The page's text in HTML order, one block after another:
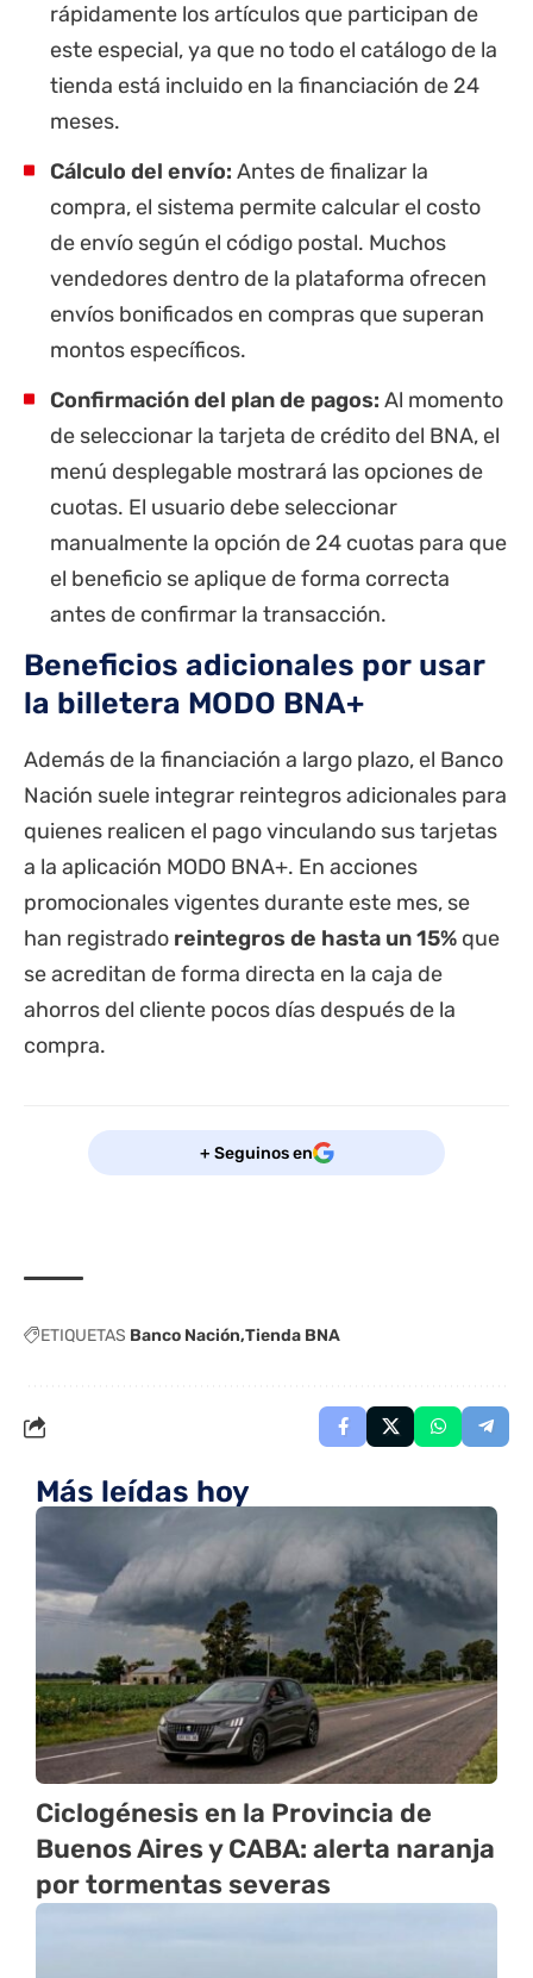
rápidamente los artículos que participan de
este especial, ya que no todo el catálogo de la
tienda está incluido en la financiación de 24
meses.
Cálculo del envío: Antes de finalizar la
compra, el sistema permite calcular el costo
de envío según el código postal. Muchos
vendedores dentro de la plataforma ofrecen
envíos bonificados en compras que superan
montos específicos.
Confirmación del plan de pagos: Al momento
de seleccionar la tarjeta de crédito del BNA, el
menú desplegable mostrará las opciones de
cuotas. El usuario debe seleccionar
manualmente la opción de 24 cuotas para que
el beneficio se aplique de forma correcta
antes de confirmar la transacción.
Beneficios adicionales por usar
la billetera MODO BNA+
Además de la financiación a largo plazo, el Banco
Nación suele integrar reintegros adicionales para
quienes realicen el pago vinculando sus tarjetas
a la aplicación MODO BNA+. En acciones
promocionales vigentes durante este mes, se
han registrado reintegros de hasta un 15% que
se acreditan de forma directa en la caja de
ahorros del cliente pocos días después de la
compra.
+ Seguinos en
ETIQUETAS Banco Nación Tienda BNA
Más leídas hoy
Ciclogénesis en la Provincia de
Buenos Aires y CABA: alerta naranja
por tormentas severas